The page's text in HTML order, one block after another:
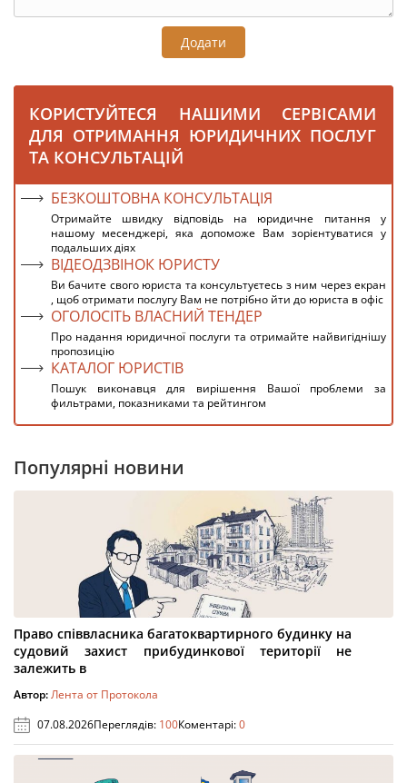
Додати
КОРИСТУЙТЕСЯ НАШИМИ СЕРВІСАМИ
ДЛЯ ОТРИМАННЯ ЮРИДИЧНИХ ПОСЛУГ
ТА КОНСУЛЬТАЦІЙ
БЕЗКОШТОВНА КОНСУЛЬТАЦІЯ
Отримайте швидку відповідь на юридичне питання у
нашому месенджері, яка допоможе Вам зорієнтуватися у
подальших діях
ВІДЕОДЗВІНОК ЮРИСТУ
Ви бачите свого юриста та консультуєтесь з ним через екран
, щоб отримати послугу Вам не потрібно йти до юриста в офіс
ОГОЛОСІТЬ ВЛАСНИЙ ТЕНДЕР
Про надання юридичної послуги та отримайте найвигіднішу
пропозицію
КАТАЛОГ ЮРИСТІВ
Пошук виконавця для вирішення Вашої проблеми за
фильтрами, показниками та рейтингом
Популярні новини
Право співвласника багатоквартирного будинку на
судовий захист прибудинкової території не
залежить в
Автор:Лента от Протокола
07.08.2026Переглядів: 100Коментарі:0